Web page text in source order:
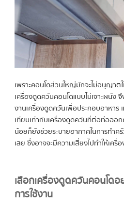
เพราะคอนโดส่วนใหญ่มักจะไม่อนุญาต
เครื่องดูดควันคอนโดแบบไม่เจาะผนัง จึ
งานเครื่องดูดควันเพื่อประกอบอาหาร
เทียบเท่ากับเครื่องดูดควันที่ต่อท่อออ
น้อยก็ยังช่วยระบายอากาศในการทำค
เลย ซึ่งอาจจะมีความเสี่ยงไปทำให้เค
เลือกเครื่องดูดควันคอนโดอ
การใช้งาน